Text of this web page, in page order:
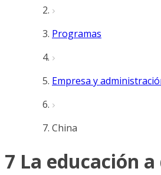
Programas
Empresa y
China
7 La educación